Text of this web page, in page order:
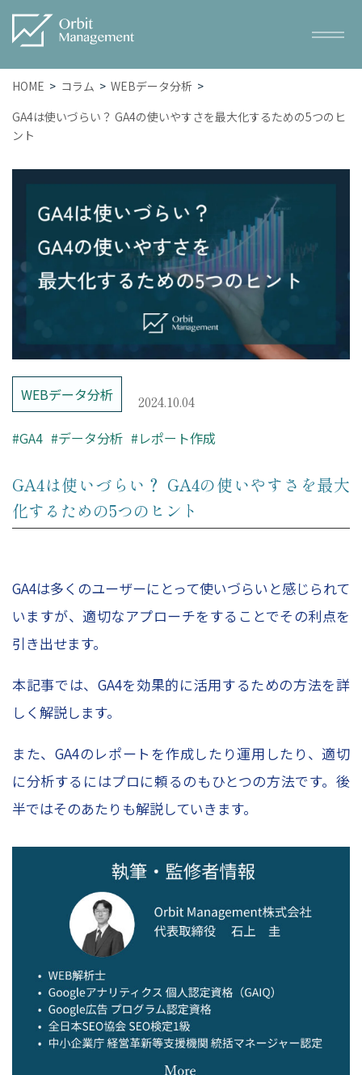
Service
サービス一覧
– トータルWEBマーケティング
– SEO対策
– WEB広告
– ホームページ・LP制作
– Looker Studio構築サービス
Price
コンサルティング料金
HOME
会社概要
採用情報
資料請求申し込み
スポット診断お申込み
レポーティングサービスお申込み
Column
コラムトップ
– WEBマーケティング
– レポート作成
– WEBデータ分析
HOME コラム
WEBデータ分析
GA4は使いづらい？ GA4の使いやすさを最大化するための5つのヒ
ント
WEBデータ分析
2024.10.04
#GA4 #データ分析 #レポート作成
GA4は使いづらい？ GA4の使いやすさを最大
化するための5つのヒント
GA4は多くのユーザーにとって使いづらいと感じられて
いますが、適切なアプローチをすることでその利点を
引き出せます。
本記事では、GA4を効果的に活用するための方法を詳
しく解説します。
また、GA4のレポートを作成したり運用したり、適切
に分析するにはプロに頼るのもひとつの方法です。後
半ではそのあたりも解説していきます。